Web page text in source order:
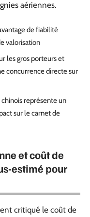
aériennes.
de fiabilité
valorisation
les gros porteurs et
concurrence directe sur
chinois représente un
sur le carnet de
et coût de
estimé pour
critiqué le coût de